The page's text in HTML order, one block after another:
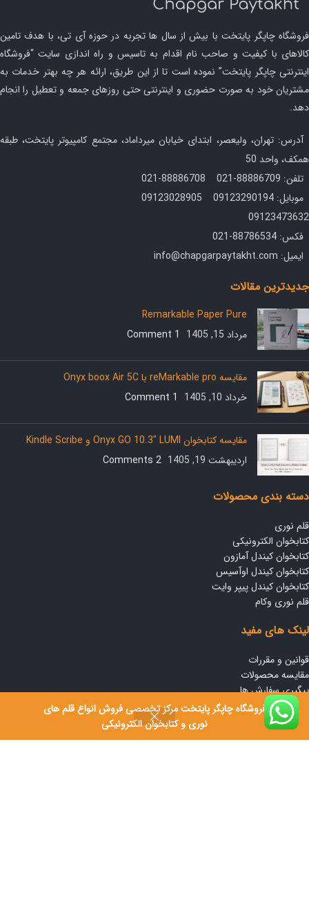
فروشگاه چاپگر پایتخت مرکز تخصصی فروش انواع قلم های
نوری و کتابخوان الکترونیکی
فروشگاه چاپگر پایتخت با بیش از سال ها تجربه در حوزه آی تی، با هدف تامین
کالاهای با کیفیت و صاحب نام اقدام به تاسیس و راه اندازی سایت “فروشگاه
اینترنتی چاپگر پایتخت” نموده است تا از این طریق، ارائه هر چه بهتر خدمات به
مشتریان خود به صورت حضوری و اینترنتی حتی روزهای جمعه و تعطیل را انجام
دهد.
آدرس: تهران، ولیعصر، ابتدای خیابان میرداماد، مجتمع کامپیوتر پایتخت، طبقه
همکف، واحد 50
تلفن: 88886709-021 88886708-021
موبایل: 09123290194 09123028905
09123473632
فکس: 88786534-021
ایمیل: info@chapgarpaytakht.com
جدیدترین مقالات
Remarkable Paper Pure
مرداد 15, 1405
1 Comment
مقایسه reMarkable pro با Onyx boox Air 5C
خرداد 10, 1405
1 Comment
مقایسه کتابخوان Onyx GO 10.3″ LUMI و Kindle Scribe
اردیبهشت 19, 1405
2 Comments
دسته بندی محصولات
قلم نوری
کتابخوان الکترونیکی
کتابخوان کیندل آمازون
کتابخوان کیندل اوآسیس
کتابخوان کیندل پیپر وایت
قلم نوری وکام
لینک های مفید
قوانین و مقررات
مقایسه محصولات
پیگیری سفارش ها
تماس با ما
جدیدترین مقالات